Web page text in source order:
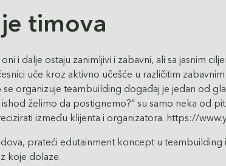
timova
i dalje ostaju zanimljivi i zabavni, ali sa jasnim
uče kroz aktivno učešće u različitim
se organizuje teambuilding događaj je jedan od
ishod želimo da postignemo?” su samo neka
između klijenta i organizatora. https://
prateći edutainment koncept u
koje dolaze.